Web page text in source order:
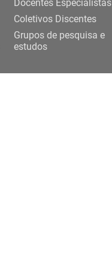
Docentes Especialistas
Coletivos Discentes
Grupos de pesquisa e
estudos